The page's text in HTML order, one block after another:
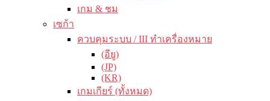
เกม & ชม
เซก้า
ควบคุมระบบ / III ทำเครื่องหมาย
(อียู)
(JP)
(KR)
เกมเกียร์ (ทั้งหมด)